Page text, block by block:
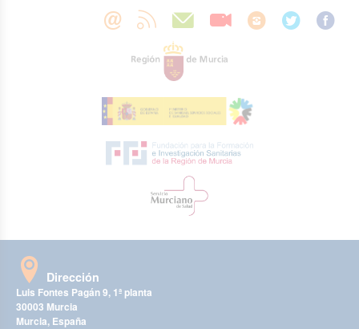
Dirección
Luis Fontes Pagán 9, 1ª planta
30003 Murcia
Murcia, España